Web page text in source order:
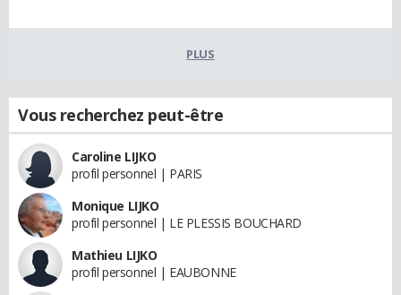
PLUS
Vous recherchez peut-être
Caroline LIJKO
profil personnel | PARIS
Monique LIJKO
profil personnel | LE PLESSIS BOUCHARD
Mathieu LIJKO
profil personnel | EAUBONNE